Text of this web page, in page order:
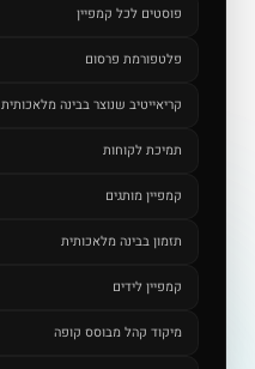
פוסטים לכל קמפיין
פלטפורמת פרסום
קריאייטיב שנוצר בבינה מלאכותית
תמיכת לקוחות
קמפיין מותגים
תזמון בבינה מלאכותית
קמפיין לידים
מיקוד קהל מבוסס קופה